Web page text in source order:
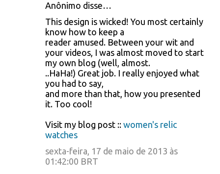
Anônimo disse…
This design is wicked! You most certainly
know how to keep a
reader amused. Between your wit and
your videos, I was almost moved to start
my own blog (well, almost.
..HaHa!) Great job. I really enjoyed what
you had to say,
and more than that, how you presented
it. Too cool!
Visit my blog post :: women's relic
watches
sexta-feira, 17 de maio de 2013 às
01:42:00 BRT